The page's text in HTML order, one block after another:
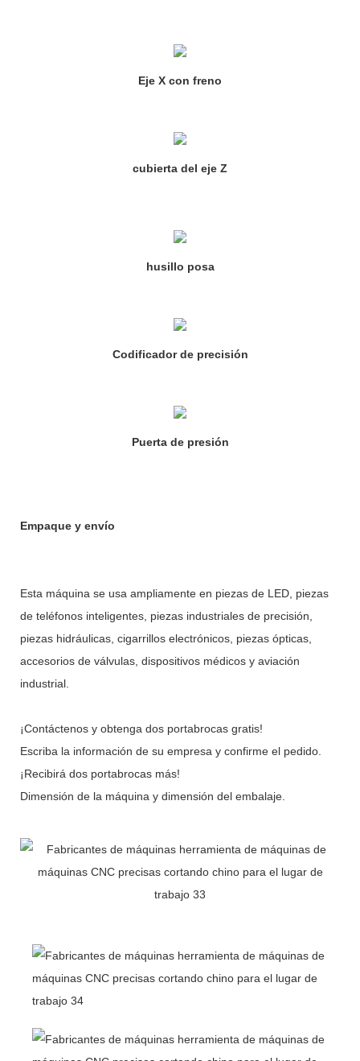
Eje X con freno
cubierta del eje Z
husillo posa
Codificador de precisión
Puerta de presión
Empaque y envío
Esta máquina se usa ampliamente en piezas de LED, piezas
de teléfonos inteligentes, piezas industriales de precisión,
piezas hidráulicas, cigarrillos electrónicos, piezas ópticas,
accesorios de válvulas, dispositivos médicos y aviación
industrial.
¡Contáctenos y obtenga dos portabrocas gratis!
Escriba la información de su empresa y confirme el pedido.
¡Recibirá dos portabrocas más!
Dimensión de la máquina y dimensión del embalaje.